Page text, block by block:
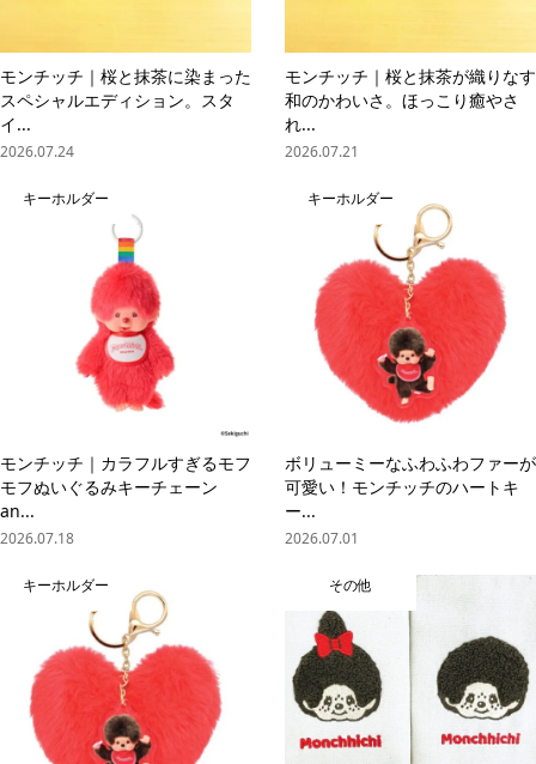
モンチッチ｜桜と抹茶に染まった
スペシャルエディション。スタ
イ...
2026.07.24
モンチッチ｜桜と抹茶が織りなす
和のかわいさ。ほっこり癒やさ
れ...
2026.07.21
キーホルダー
モンチッチ｜カラフルすぎるモフ
モフぬいぐるみキーチェーン
an...
2026.07.18
キーホルダー
ボリューミーなふわふわファーが
可愛い！モンチッチのハートキ
ー...
2026.07.01
キーホルダー その他